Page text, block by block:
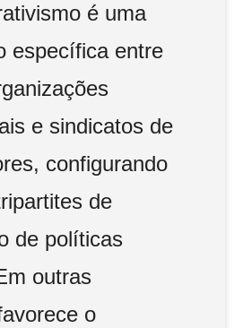
é uma
específica entre
e sindicatos de
configurando
de
de políticas
outras
o